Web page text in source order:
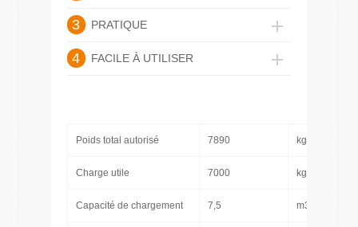
3 PRATIQUE
4 FACILE À UTILISER
Poids total autorisé 7890 kg
Charge utile 7000 kg
Capacité de chargement 7,5 m3